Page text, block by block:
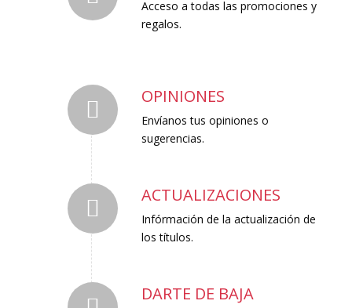
Acceso a todas las promociones y
regalos.
OPINIONES
Envíanos tus opiniones o
sugerencias.
ACTUALIZACIONES
Infórmación de la actualización de
los títulos.
DARTE DE BAJA